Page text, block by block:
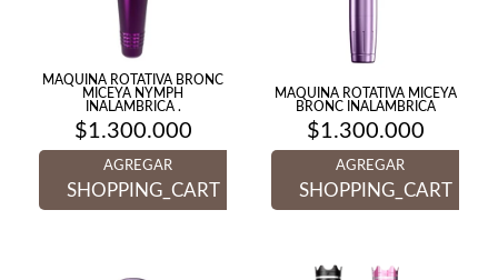
MAQUINA ROTATIVA BRONC
MICEYA NYMPH
INALAMBRICA .
$1.300.000
AGREGAR
SHOPPING_CART
MAQUINA ROTATIVA MICEYA
BRONC INALAMBRICA
$1.300.000
AGREGAR
SHOPPING_CART